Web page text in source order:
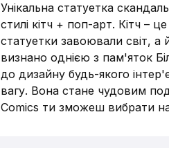
Унікальна статуетка
стилі кітч + поп-арт. Кітч –
статуетки завоювали світ,
визнано однією з пам'яток
до дизайну будь-якого
вагу. Вона стане чудовим
Comics ти зможеш вибрати